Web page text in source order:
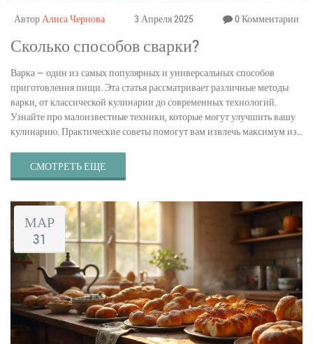
АвторАлиса Чернова 3 Апреля 2025 0 Комментарии
Сколько способов сварки?
Варка — один из самых популярных и универсальных способов
приготовления пищи. Эта статья рассматривает различные методы
варки, от классической кулинарии до современных технологий.
Узнайте про малоизвестные техники, которые могут улучшить вашу
кулинарию. Практические советы помогут вам извлечь максимум из
искусством, если выбрать правильный метод варки.
СМОТРЕТЬ ЕЩЕ
МАР
31